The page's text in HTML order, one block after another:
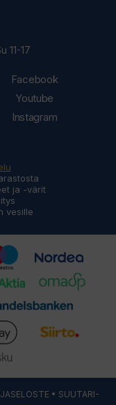
11-17
Facebook
Youtube
Instagram
ja -värit
vesille
• SUUTARI-